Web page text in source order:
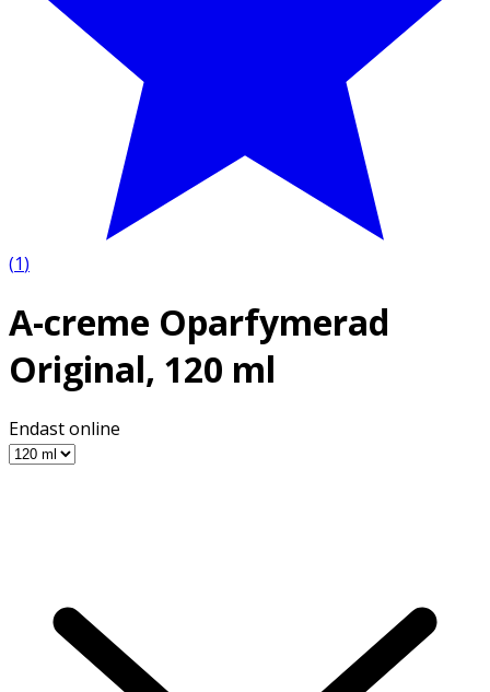
(1)
A-creme Oparfymerad
Original, 120 ml
Endast online